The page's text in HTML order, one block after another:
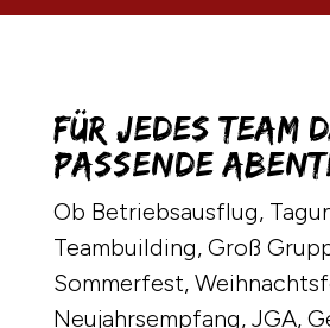
Für jedes Team
passende
Ob Betriebsausflug,
Teambuilding, Groß
Sommerfest,
Neujahrsempfang, JGA,